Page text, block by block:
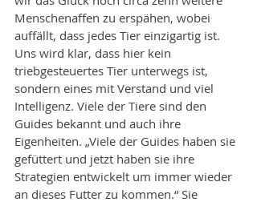
Menschenaffen zu erspähen, wobei
auffällt, dass jedes Tier einzigartig ist.
Uns wird klar, dass hier kein
triebgesteuertes Tier unterwegs ist,
sondern eines mit Verstand und viel
Intelligenz. Viele der Tiere sind den
Guides bekannt und auch ihre
Eigenheiten. „Viele der Guides haben sie
gefüttert und jetzt haben sie ihre
Strategien entwickelt um immer wieder
an dieses Futter zu kommen.“ Sie